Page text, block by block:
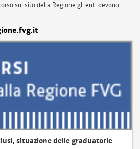
sul sito della Regione gli enti devono
situazione delle graduatorie